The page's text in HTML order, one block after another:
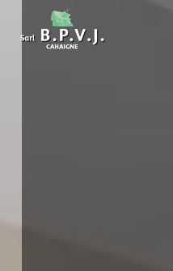
Panneau de gestion des cookies